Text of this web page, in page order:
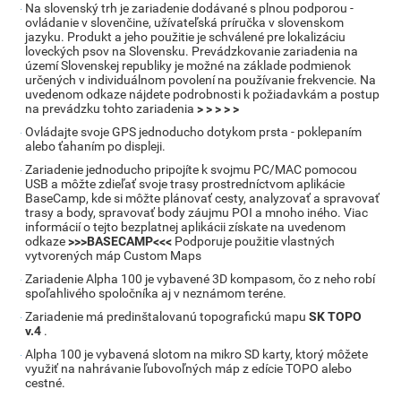
Na slovenský trh je zariadenie dodávané s plnou podporou -
ovládanie v slovenčine, užívateľská príručka v slovenskom
jazyku. Produkt a jeho použitie je schválené pre lokalizáciu
loveckých psov na Slovensku. Prevádzkovanie zariadenia na
území Slovenskej republiky je možné na základe podmienok
určených v individuálnom povolení na používanie frekvencie. Na
uvedenom odkaze nájdete podrobnosti k požiadavkám a postup
na prevádzku tohto zariadenia> > > > >
Ovládajte svoje GPS jednoducho dotykom prsta - poklepaním
alebo ťahaním po displeji.
Zariadenie jednoducho pripojíte k svojmu PC/MAC pomocou
USB a môžte zdieľať svoje trasy prostredníctvom aplikácie
BaseCamp, kde si môžte plánovať cesty, analyzovať a spravovať
trasy a body, spravovať body záujmu POI a mnoho iného. Viac
informácií o tejto bezplatnej aplikácii získate na uvedenom
odkaze>>>BASECAMP<<< Podporuje použitie vlastných
vytvorených máp Custom Maps
Zariadenie Alpha 100 je vybavené 3D kompasom, čo z neho robí
spoľahlivého spoločníka aj v neznámom teréne.
Zariadenie má predinštalovanú topografickú mapuSK TOPO
v.4 .
Alpha 100 je vybavená slotom na mikro SD karty, ktorý môžete
využiť na nahrávanie ľubovoľných máp z edície TOPO alebo
cestné.